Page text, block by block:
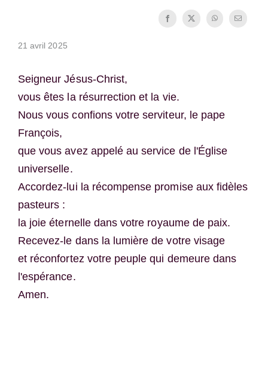
21 avril 2025
Seigneur Jésus-Christ,
vous êtes la résurrection et la vie.
Nous vous confions votre serviteur, le pape
François,
que vous avez appelé au service de l'Église
universelle.
Accordez-lui la récompense promise aux fidèles
pasteurs :
la joie éternelle dans votre royaume de paix.
Recevez-le dans la lumière de votre visage
et réconfortez votre peuple qui demeure dans
l'espérance.
Amen.